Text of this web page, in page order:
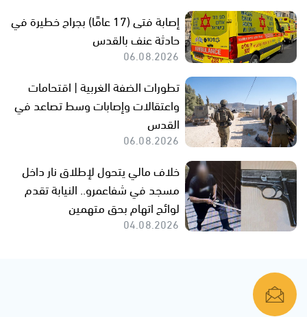
إصابة فتى (17 عامًا) بجراح خطيرة في
حادثة عنف بالقدس
06.08.2026
تطورات الضفة الغربية | اقتحامات
واعتقالات وإصابات وسط تصاعد في
القدس
06.08.2026
خلاف مالي يتحول لإطلاق نار داخل
مسجد في شفاعمرو.. النيابة تقدم
لوائح اتهام بحق متهمين
04.08.2026